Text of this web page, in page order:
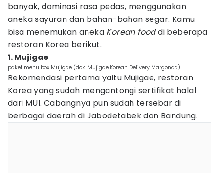
banyak, dominasi rasa pedas, menggunakan
aneka sayuran dan bahan-bahan segar. Kamu
bisa menemukan aneka Korean fooddi beberapa
restoran Korea berikut.
1. Mujigae
paket menu box Mujigae (dok. Mujigae Korean Delivery Margonda)
Rekomendasi pertama yaitu Mujigae, restoran
Korea yang sudah mengantongi sertifikat halal
dari MUI. Cabangnya pun sudah tersebar di
berbagai daerah di Jabodetabek dan Bandung.